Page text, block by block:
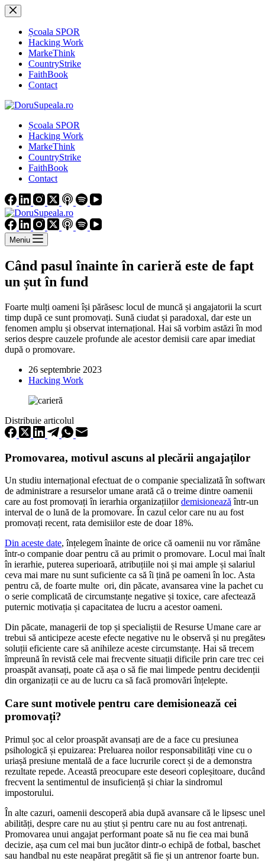
Sari
la
conținutȘcoala SPOR
Hacking Work
MarkeThink
CountryStrike
FaithBook
Contact
Școala SPOR
Hacking Work
MarkeThink
CountryStrike
FaithBook
Contact
Meniu
Când pasul înainte în carieră este de fapt
un șut în fund
Foarte mulți oameni își părăsesc locul de muncă și angajatorii la scurt
timp după ce sunt promovați. Sună ciudat și paradoxal, dar este un
fenomen amplu și observat internațional. Hai să vorbim astăzi în mod
serios despre cauzele profunde ale acestor demisii care apar imediat
după o promovare.
26 septembrie 2023
Hacking Work
Distribuie articolul
Promovarea, motivul ascuns al plecării angajaților
Un studiu internațional efectuat de o companie specializată în
de administrare a resurselor umane arată că o treime dintre oamenii
care au fost promovați în ierarhia organizațiilordemisionează într-un
interval de o lună de la promovare. În cazul celor care nu au fost
promovați recent, rata demisiilor este de doar 18%.
Din aceste date, înțelegem înainte de orice că oamenii nu vor rămâne
într-o companie doar pentru că au primit o promovare. Locul mai înalt
în ierarhie, puterea superioară, atribuțiile noi și mai ample și salariul
ceva mai mare nu sunt suficiente ca să îi țină pe oameni în loc. Asta
pentru că, de foarte multe ori, din păcate, avansarea vine la pachet cu
o serie complicată de circumstanțe negative și toxice, care afectează
puternic motivația și capacitatea de lucru a acestor oameni.
Din păcate, managerii de top și specialiștii de Resurse Umane care ar
trebui să anticipeze aceste efecte negative nu le observă și nu
soluții eficiente care să anihileze aceste circumstanțe. Hai să trecem
împreună în revistă cele mai frecvente situații dificile prin care trec cei
proaspăt avansați, poate că așa o să fie mai limpede pentru decidenții
din organizații ce au de lucru ca să facă promovări înțelepte.
Care sunt motivele pentru care demisionează cei
promovați?
Primul șoc al celor proaspăt avansați are de a face cu presiunea
psihologică și epuizarea: Preluarea noilor responsabilități vine cu o
uriașă presiune mentală de a face lucrurile corect și de a demonstra
rezultate repede. Această preocupare este deseori copleșitoare, ducând
frecvent la sentimentul de insuficiență și chiar la sindromul
impostorului.
În alte cazuri, oamenii descoperă abia după avansare că le lipsesc
abilități, despre care nu au știut și pentru care nu au fost antrenați.
Promovarea unui angajat performant poate să nu fie cea mai bună
decizie, așa cum cel mai bun jucător dintr-o echipă de fotbal, baschet
sau handbal nu este neapărat pregătit să fie și un antrenor foarte bun.